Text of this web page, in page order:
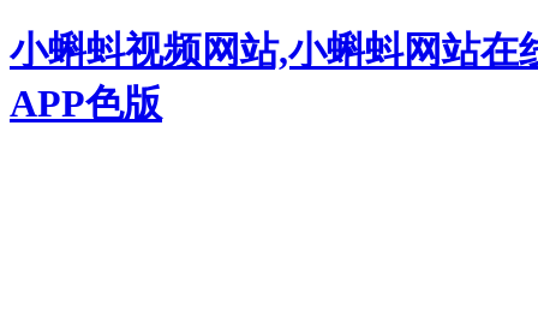
小蝌蚪视频网站,小蝌蚪网站
APP色版